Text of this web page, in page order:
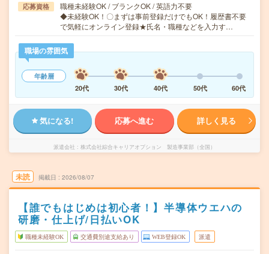
応募資格
職種未経験OK / ブランクOK / 英語力不要
◆未経験OK！〇まずは事前登録だけでもOK！履歴書不要
で気軽にオンライン登録★氏名・職種などを入力す…
職場の雰囲気
年齢層
20代
30代 40代 50代 60代
気になる! 応募へ進む 詳しく見る
派遣会社 株式会社綜合キャリアオプション 製造事業部（全国）
未読 掲載日 2026/08/07
【誰でもはじめは初心者！】半導体ウエハの
研磨・仕上げ/日払いOK
職種未経験OK 交通費別途支給あり WEB登録OK 派遣